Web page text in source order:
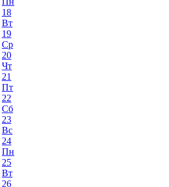
18
Вт
19
Ср
20
Чт
21
Пт
22
Сб
23
Вс
24
Пн
25
Вт
26